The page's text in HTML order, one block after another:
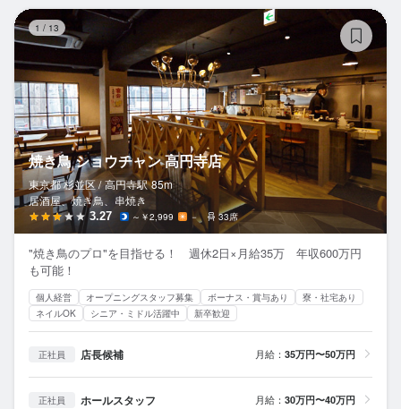
1 / 13
焼き鳥 ショウチャン 高円寺店
東京都 杉並区 / 高円寺駅 85m
居酒屋、焼き鳥、串焼き
3.27 ～￥2,999 － 33席
"焼き鳥のプロ"を目指せる！ 週休2日×月給35万 年収600万円
も可能！
個人経営 オープニングスタッフ募集 ボーナス・賞与あり
寮・社宅あり
ネイルOK
シニア・ミドル活躍中 新卒歓迎
正社員 店長候補 月給： 35万円〜50万円
正社員 ホールスタッフ 月給： 30万円〜40万円